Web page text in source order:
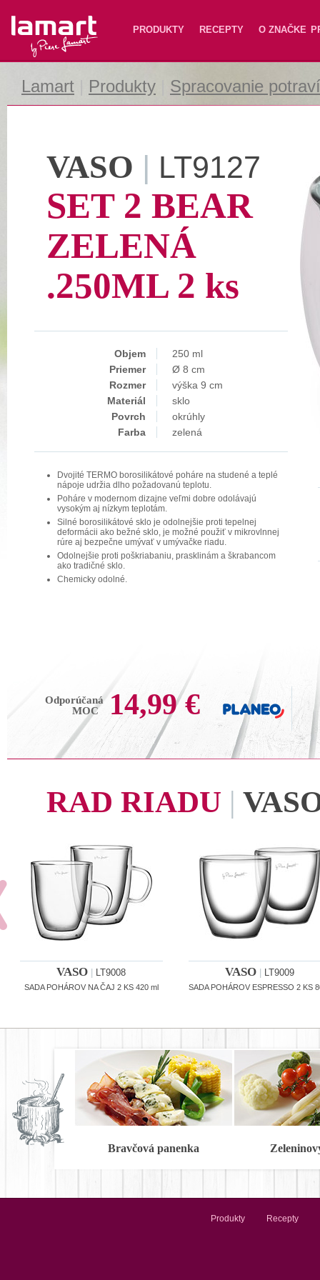
Lamart PRODUKTY RECEPTY O ZNAČKE
Lamart Produkty Spracovanie
VASO | LT9127
SET 2 BEAR
ZELENÁ
.250ML 2 ks
Objem
250 ml
Priemer
Ø 8 cm
Rozmer
výška 9 cm
Materiál
sklo
Povrch
okrúhly
Farba
zelená
Dvojité TERMO borosilikátové poháre na studené a teplé
nápoje udržia dlho požadovanú teplotu.
Poháre v modernom dizajne veľmi dobre odolávajú
vysokým aj nízkym teplotám.
Silné borosilikátové sklo je odolnejšie proti tepelnej
deformácii ako bežné sklo, je možné použiť v mikrovlnnej
rúre aj bezpečne umývať v umývačke riadu.
Odolnejšie proti poškriabaniu, prasklinám a škrabancom
ako tradičné sklo.
Chemicky odolné.
Odporúčaná
MOC
14,99 €
RAD RIADU |
VASO LT9008
SADA POHÁROV NA ČAJ 2 KS 420 ml
VASO LT9009
SADA POHÁROV ESPRESSO 2 KS
Bravčová panenka
Produkty Recepty